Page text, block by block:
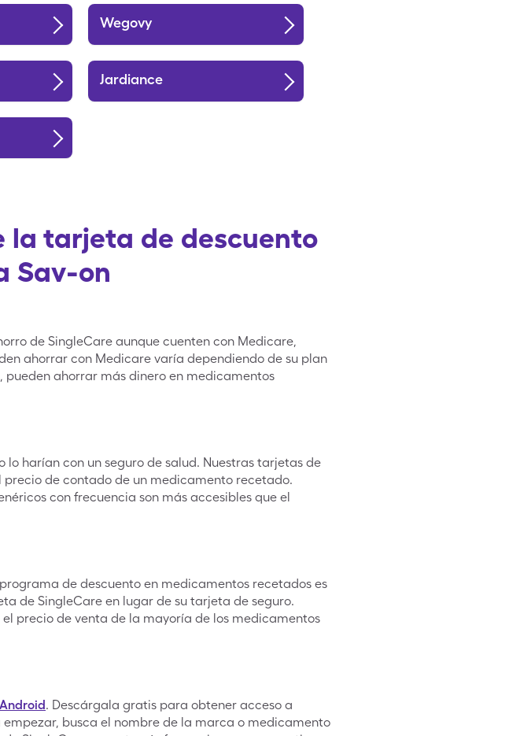
Wegovy
Jardiance
la tarjeta de descuento
Sav-on
de SingleCare aunque cuenten con Medicare,
ahorrar con Medicare varía dependiendo de su plan
pueden ahorrar más dinero en medicamentos
harían con un seguro de salud. Nuestras tarjetas de
de contado de un medicamento recetado.
con frecuencia son más accesibles que el
de descuento en medicamentos recetados es
de SingleCare en lugar de su tarjeta de seguro.
precio de venta de la mayoría de los medicamentos
Android. Descárgala gratis para obtener acceso a
busca el nombre de la marca o medicamento